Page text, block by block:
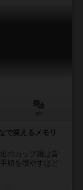
で笑えるメモリ
のカップ麺は昔
順を増やすほど